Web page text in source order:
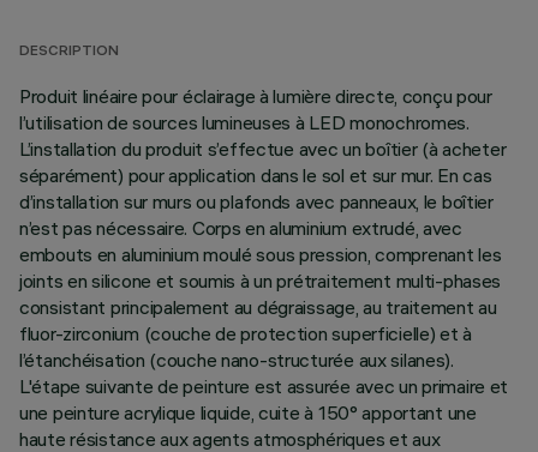
DESCRIPTION
Produit linéaire pour éclairage à lumière directe, conçu pour
l’utilisation de sources lumineuses à LED monochromes.
L’installation du produit s’effectue avec un boîtier (à acheter
séparément) pour application dans le sol et sur mur. En cas
d’installation sur murs ou plafonds avec panneaux, le boîtier
n’est pas nécessaire. Corps en aluminium extrudé, avec
embouts en aluminium moulé sous pression, comprenant les
joints en silicone et soumis à un prétraitement multi-phases
consistant principalement au dégraissage, au traitement au
fluor-zirconium (couche de protection superficielle) et à
l’étanchéisation (couche nano-structurée aux silanes).
L'étape suivante de peinture est assurée avec un primaire et
une peinture acrylique liquide, cuite à 150° apportant une
haute résistance aux agents atmosphériques et aux